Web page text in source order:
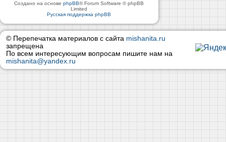
Создано на основеphpBB® Forum Software © phpBB
Limited
Русская поддержка phpBB
© Перепечатка материалов с сайта mishanita.ru
запрещена
По всем интересующим вопросам пишите нам на
mishanita@yandex.ru